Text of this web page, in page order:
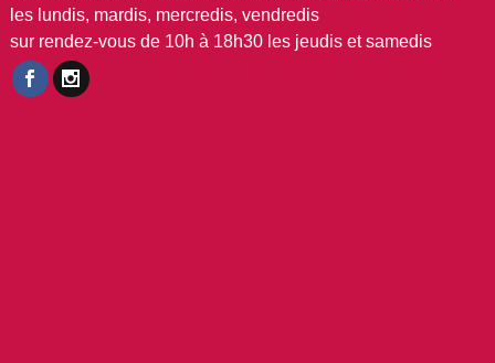
les lundis, mardis, mercredis, vendredis
sur rendez-vous de 10h à 18h30 les jeudis et samedis